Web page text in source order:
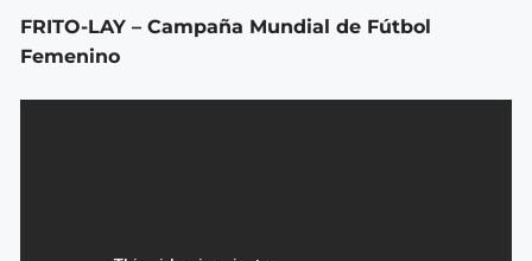
FRITO-LAY – Campaña Mundial de Fútbol
Femenino